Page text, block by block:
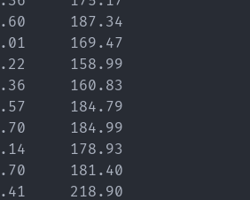
187.34
169.47
158.99
160.83
184.79
184.99
178.93
181.40
218.90